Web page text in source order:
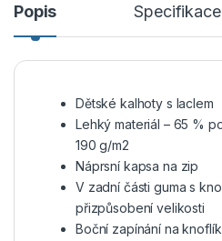
Popis Specifikace
Dětské kalhoty s laclem
Lehký materiál – 65 %
190 g/m2
Náprsní kapsa na zip
V zadní části guma s
přizpůsobení velikosti
Boční zapínání na